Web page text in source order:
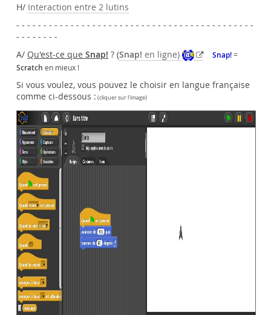
H/ Interaction entre 2 lutins
- - - - - - - - - - - - - - - - - - - - - - - - - - - - - - - - - - - - - - - - - - - -
- - - - - - - -
A/ Qu'est-ce queSnap! ? (Snap! en ligne) Snap!=
Scratchen mieux !
Si vous voulez, vous pouvez le choisir en langue française
comme ci-dessous : (cliquer sur l'image)